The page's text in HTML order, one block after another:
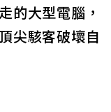
的大型電腦，
尖駭客破壞自